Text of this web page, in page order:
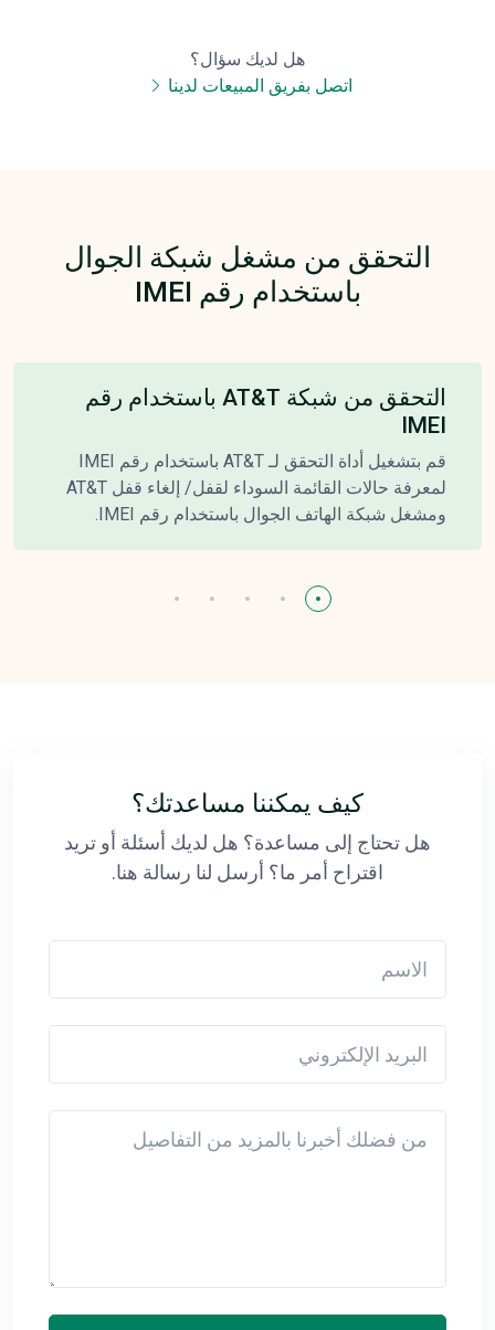
هل لديك سؤال؟
اتصل بفريق المبيعات لدينا
التحقق من مشغل شبكة الجوال
باستخدام رقم IMEI
التحقق من شبكة AT&T باستخدام رقم
IMEI
قم بتشغيل أداة التحقق لـ AT&T باستخدام رقم IMEI
لمعرفة حالات القائمة السوداء لقفل/ إلغاء قفل AT&T
ومشغل شبكة الهاتف الجوال باستخدام رقم IMEI.
كيف يمكننا مساعدتك؟
هل تحتاج إلى مساعدة؟ هل لديك أسئلة أو تريد
اقتراح أمر ما؟ أرسل لنا رسالة هنا.